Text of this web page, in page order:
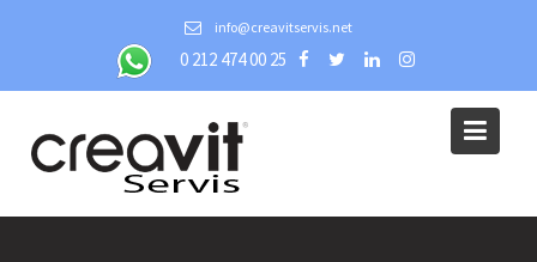
info@creavitservis.net
0 212 474 00 25